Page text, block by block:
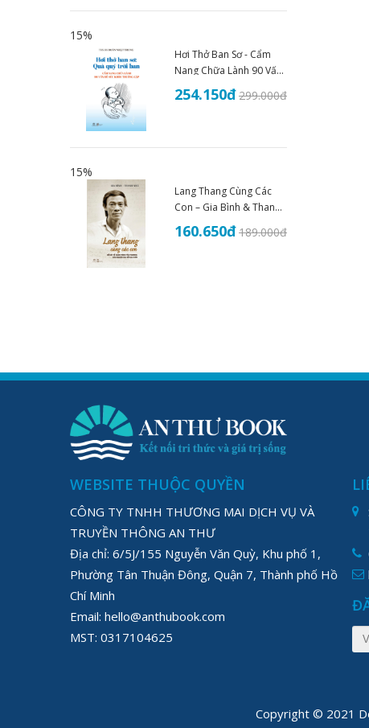
15%
Hơi Thở Ban Sơ - Cẩm
Nang Chữa Lành 90 Vấn
Đề Sức Khoẻ - THS.BS
Đoàn Nhật Trung (2025)
254.150đ299.000đ
15%
Lang Thang Cùng Các
Con – Gia Bình & Thanh
Nhã
160.650đ189.000đ
WEBSITE THUỘC QUYỀN
CÔNG TY TNHH THƯƠNG MAI DỊCH VỤ VÀ
TRUYỀN THÔNG AN THƯ
Địa chỉ: 6/5J/155 Nguyễn Văn Quỳ, Khu phố 1,
Phường Tân Thuận Đông, Quận 7, Thành phố Hồ
Chí Minh
Email: hello@anthubook.com
MST: 0317104625
Copyright © 2021